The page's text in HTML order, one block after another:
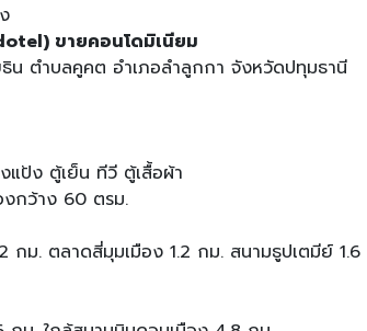
ขายคอนโดมิเนียม
น ตำบลคูคต อำเภอลำลูกกา จังหวัดปทุมธานี
แป้ง ตู้เย็น ทีวี ตู้เสื้อผ้า
งกว้าง 60 ตรม.
กม. ตลาดสี่มุมเมือง 1.2 กม. สนามธูปเตมีย์